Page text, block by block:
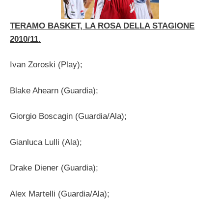
TERAMO BASKET, LA ROSA DELLA STAGIONE
2010/11.
Ivan Zoroski (Play);
Blake Ahearn (Guardia);
Giorgio Boscagin (Guardia/Ala);
Gianluca Lulli (Ala);
Drake Diener (Guardia);
Alex Martelli (Guardia/Ala);